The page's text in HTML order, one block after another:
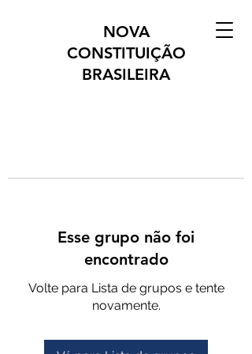
NOVA
CONSTITUIÇÃO
BRASILEIRA
Esse grupo não foi
encontrado
Volte para Lista de grupos e tente
novamente.